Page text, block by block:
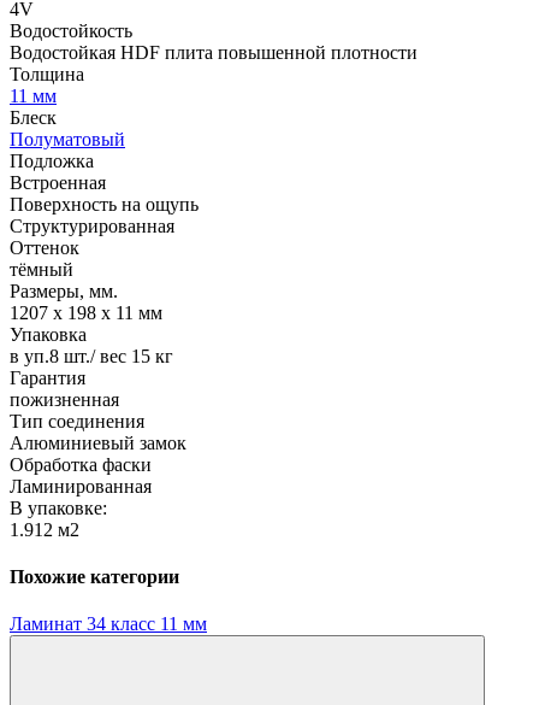
4V
Водостойкость
Водостойкая HDF плита повышенной плотности
Толщина
11 мм
Блеск
Полуматовый
Подложка
Встроенная
Поверхность на ощупь
Структурированная
Оттенок
тёмный
Размеры, мм.
1207 х 198 х 11 мм
Упаковка
в уп.8 шт./ вес 15 кг
Гарантия
пожизненная
Тип соединения
Алюминиевый замок
Обработка фаски
Ламинированная
В упаковке:
1.912 м2
Похожие категории
Ламинат 34 класс 11 мм